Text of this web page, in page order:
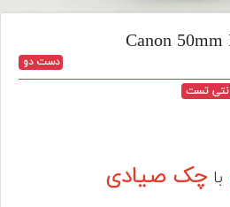
دست دو
با چک صیادی